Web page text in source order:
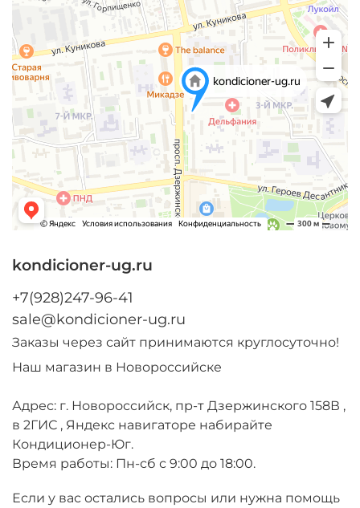
kondicioner-ug.ru
+7(928)247-96-41
sale@kondicioner-ug.ru
Заказы через сайт принимаются круглосуточно!
Наш магазин в Новороссийске
Адрес: г. Новороссийск, пр-т Дзержинского 158В ,
в 2ГИС , Яндекс навигаторе набирайте
Кондиционер-Юг.
Время работы: Пн-сб с 9:00 до 18:00.
Если у вас остались вопросы или нужна помощь